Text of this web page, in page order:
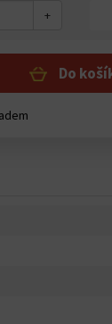
+
Do